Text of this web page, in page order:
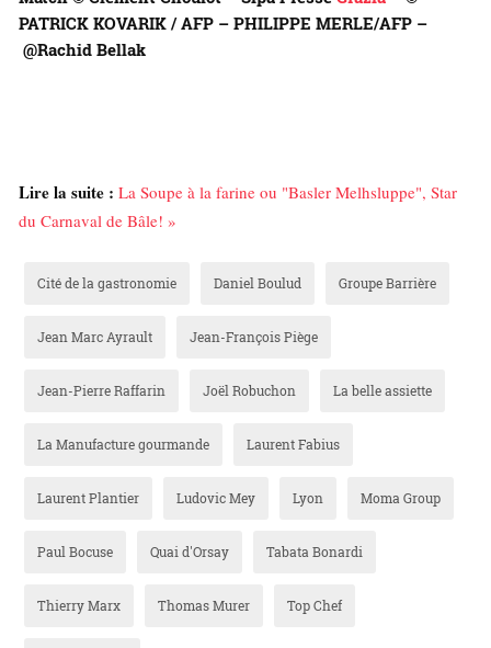
PATRICK KOVARIK / AFP – PHILIPPE MERLE/AFP –
@Rachid Bellak
Lire la suite : La Soupe à la farine ou "Basler Melhsluppe", Star
du Carnaval de Bâle! »
Cité de la gastronomie Daniel Boulud Groupe Barrière
Jean Marc Ayrault Jean-François Piège
Jean-Pierre Raffarin Joël Robuchon La belle assiette
La Manufacture gourmande Laurent Fabius
Laurent Plantier Ludovic Mey Lyon Moma Group
Paul Bocuse Quai d'Orsay Tabata Bonardi
Thierry Marx Thomas Murer Top Chef